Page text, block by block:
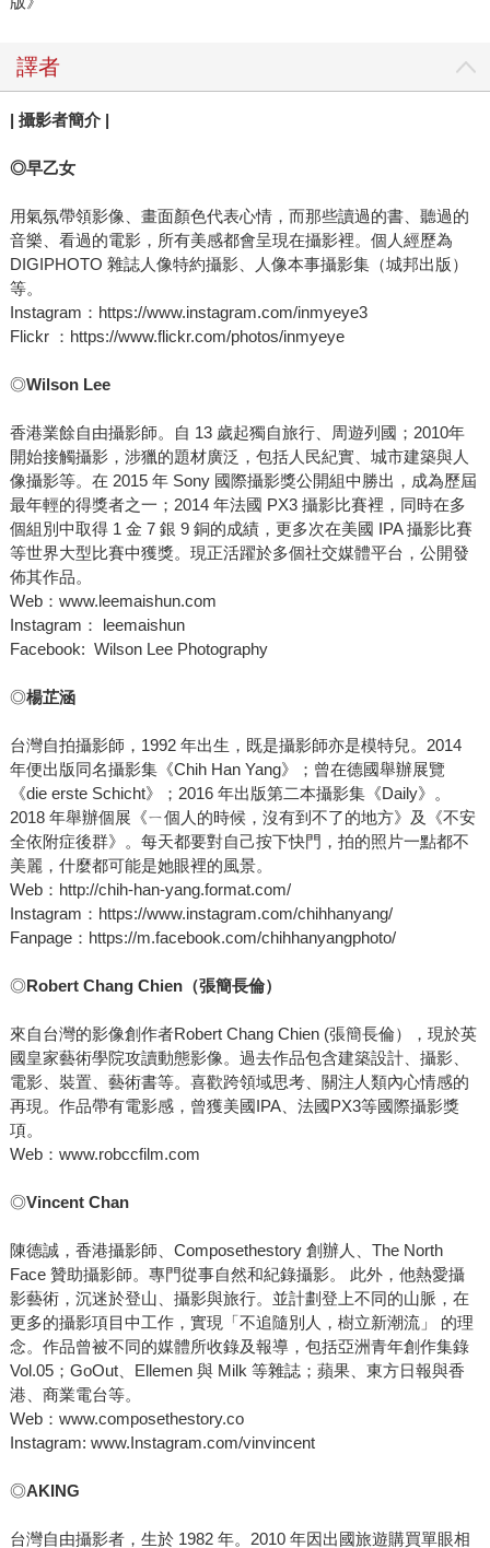
譯者
| 攝影者簡介 |
◎早乙女
用氣氛帶領影像、畫面顏色代表心情，而那些讀過的書、聽過的
音樂、看過的電影，所有美感都會呈現在攝影裡。個人經歷為
DIGIPHOTO 雜誌人像特約攝影、人像本事攝影集（城邦出版）
等。
Instagram：https://www.instagram.com/inmyeye3
Flickr ：https://www.flickr.com/photos/inmyeye
◎Wilson Lee
香港業餘自由攝影師。自 13 歲起獨自旅行、周遊列國；2010年
開始接觸攝影，涉獵的題材廣泛，包括人民紀實、城市建築與人
像攝影等。在 2015 年 Sony 國際攝影獎公開組中勝出，成為歷屆
最年輕的得獎者之一；2014 年法國 PX3 攝影比賽裡，同時在多
個組別中取得 1 金 7 銀 9 銅的成績，更多次在美國 IPA 攝影比賽
等世界大型比賽中獲獎。現正活躍於多個社交媒體平台，公開發
佈其作品。
Web：www.leemaishun.com
Instagram： leemaishun
Facebook: Wilson Lee Photography
◎楊芷涵
台灣自拍攝影師，1992 年出生，既是攝影師亦是模特兒。2014
年便出版同名攝影集《Chih Han Yang》；曾在德國舉辦展覽
《die erste Schicht》；2016 年出版第二本攝影集《Daily》。
2018 年舉辦個展《ㄧ個人的時候，沒有到不了的地方》及《不安
全依附症後群》。每天都要對自己按下快門，拍的照片一點都不
美麗，什麼都可能是她眼裡的風景。
Web：http://chih-han-yang.format.com/
Instagram：https://www.instagram.com/chihhanyang/
Fanpage：https://m.facebook.com/chihhanyangphoto/
◎Robert Chang Chien（張簡長倫）
來自台灣的影像創作者Robert Chang Chien (張簡長倫），現於英
國皇家藝術學院攻讀動態影像。過去作品包含建築設計、攝影、
電影、裝置、藝術書等。喜歡跨領域思考、關注人類內心情感的
再現。作品帶有電影感，曾獲美國IPA、法國PX3等國際攝影獎
項。
Web：www.robccfilm.com
◎Vincent Chan
陳德誠，香港攝影師、Composethestory 創辦人、The North
Face 贊助攝影師。專門從事自然和紀錄攝影。 此外，他熱愛攝
影藝術，沉迷於登山、攝影與旅行。並計劃登上不同的山脈，在
更多的攝影項目中工作，實現「不追隨別人，樹立新潮流」 的理
念。作品曾被不同的媒體所收錄及報導，包括亞洲青年創作集錄
Vol.05；GoOut、Ellemen 與 Milk 等雜誌；蘋果、東方日報與香
港、商業電台等。
Web：www.composethestory.co
Instagram: www.Instagram.com/vinvincent
◎AKING
台灣自由攝影者，生於 1982 年。2010 年因出國旅遊購買單眼相